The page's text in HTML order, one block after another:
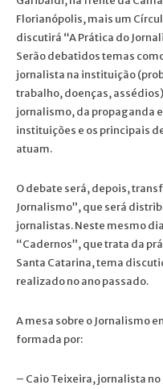
Florianópolis, mais um
discutirá “A Prática do
Serão debatidos temas
jornalista na instituição
trabalho, doenças,
jornalismo, da propaganda
instituições e os principais
atuam.
O debate será, depois,
Jornalismo”, que será
jornalistas. Neste mesmo
“Cadernos”, que trata da
Santa Catarina, tema
realizado no ano passado.
A mesa sobre o Jornalismo
formada por:
– Caio Teixeira, jornalista